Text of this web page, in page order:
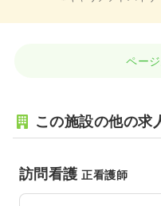
ペー
この施設の他の求
訪問看護正看護師